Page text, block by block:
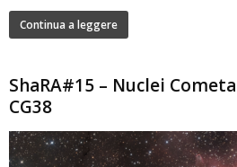
Continua a leggere
ShaRA#15 – Nuclei
CG38